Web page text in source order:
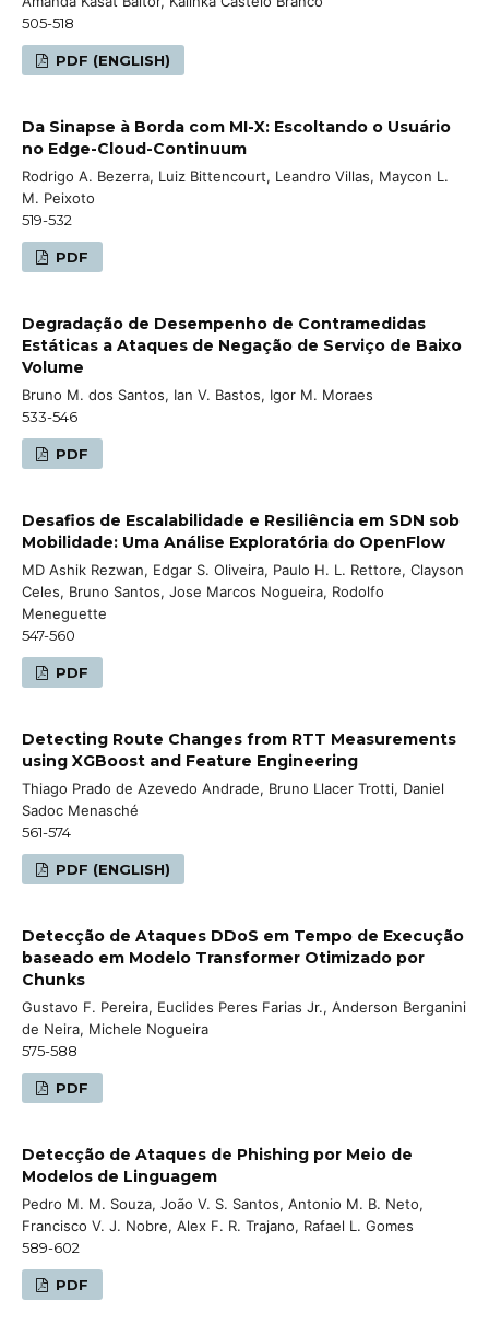
505-518
PDF (ENGLISH)
Da Sinapse à Borda com MI-X: Escoltando o Usuário
no Edge-Cloud-Continuum
Rodrigo A. Bezerra, Luiz Bittencourt, Leandro Villas, Maycon L.
M. Peixoto
519-532
PDF
Degradação de Desempenho de Contramedidas
Estáticas a Ataques de Negação de Serviço de Baixo
Volume
Bruno M. dos Santos, Ian V. Bastos, Igor M. Moraes
533-546
PDF
Desafios de Escalabilidade e Resiliência em SDN sob
Mobilidade: Uma Análise Exploratória do OpenFlow
MD Ashik Rezwan, Edgar S. Oliveira, Paulo H. L. Rettore, Clayson
Celes, Bruno Santos, Jose Marcos Nogueira, Rodolfo
Meneguette
547-560
PDF
Detecting Route Changes from RTT Measurements
using XGBoost and Feature Engineering
Thiago Prado de Azevedo Andrade, Bruno Llacer Trotti, Daniel
Sadoc Menasché
561-574
PDF (ENGLISH)
Detecção de Ataques DDoS em Tempo de Execução
baseado em Modelo Transformer Otimizado por
Chunks
Gustavo F. Pereira, Euclides Peres Farias Jr., Anderson Berganini
de Neira, Michele Nogueira
575-588
PDF
Detecção de Ataques de Phishing por Meio de
Modelos de Linguagem
Pedro M. M. Souza, João V. S. Santos, Antonio M. B. Neto,
Francisco V. J. Nobre, Alex F. R. Trajano, Rafael L. Gomes
589-602
PDF